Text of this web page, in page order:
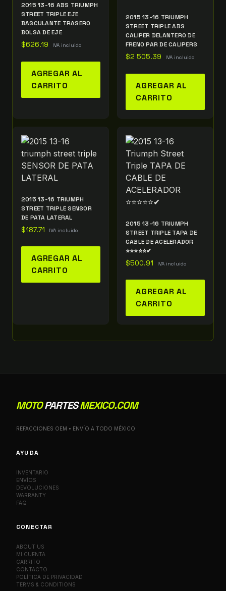
2015 13-16 ABS TRIUMPH
STREET TRIPLE EJE
BASCULANTE TRASERO
BOLSA DE EJE
$626.19 IVA incluido
AGREGAR AL
CARRITO
2015 13-16 TRIUMPH
STREET TRIPLE ABS
CALIPER DELANTERO DE
FRENO PAR DE CALIPERS
$2 505.39 IVA incluido
AGREGAR AL
CARRITO
2015 13-16 TRIUMPH
STREET TRIPLE SENSOR
DE PATA LATERAL
$187.71 IVA incluido
AGREGAR AL
CARRITO
2015 13-16 TRIUMPH
STREET TRIPLE TAPA DE
CABLE DE ACELERADOR
⭐⭐⭐⭐⭐✔
$500.91 IVA incluido
AGREGAR AL
CARRITO
MOTOPARTESMEXICO.COM
REFACCIONES OEM • ENVÍO A TODO MÉXICO
AYUDA
INVENTARIO
ENVÍOS
DEVOLUCIONES
WARRANTY
FAQ
CONECTAR
ABOUT US
MI CUENTA
CARRITO
CONTACTO
POLÍTICA DE PRIVACIDAD
TERMS & CONDITIONS